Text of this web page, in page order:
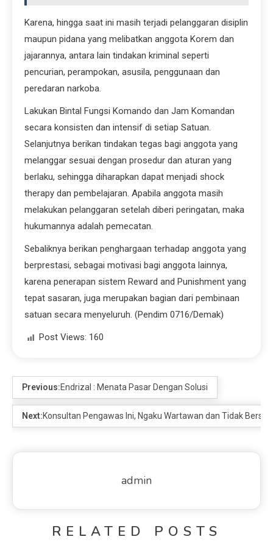
Karena, hingga saat ini masih terjadi pelanggaran disiplin
maupun pidana yang melibatkan anggota Korem dan
jajarannya, antara lain tindakan kriminal seperti
pencurian, perampokan, asusila, penggunaan dan
peredaran narkoba.
Lakukan Bintal Fungsi Komando dan Jam Komandan
secara konsisten dan intensif di setiap Satuan.
Selanjutnya berikan tindakan tegas bagi anggota yang
melanggar sesuai dengan prosedur dan aturan yang
berlaku, sehingga diharapkan dapat menjadi shock
therapy dan pembelajaran. Apabila anggota masih
melakukan pelanggaran setelah diberi peringatan, maka
hukumannya adalah pemecatan.
Sebaliknya berikan penghargaan terhadap anggota yang
berprestasi, sebagai motivasi bagi anggota lainnya,
karena penerapan sistem Reward and Punishment yang
tepat sasaran, juga merupakan bagian dari pembinaan
satuan secara menyeluruh. (Pendim 0716/Demak)
Post Views: 160
Previous:Endrizal : Menata Pasar Dengan Solusi
Next:Konsultan Pengawas Ini, Ngaku Wartawan dan Tidak
admin
RELATED POSTS